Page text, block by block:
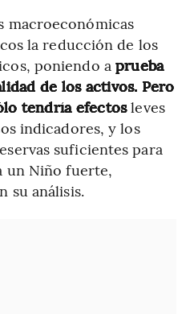
macroeconómicas
la reducción de los
poniendo a prueba
de los activos. Pero
tendría efectosleves
indicadores, y los
suficientes para
un Niño fuerte,
su análisis.